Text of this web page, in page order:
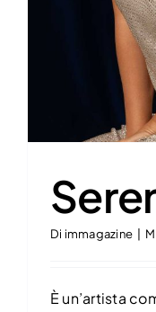
Di immagazine
È un’artista